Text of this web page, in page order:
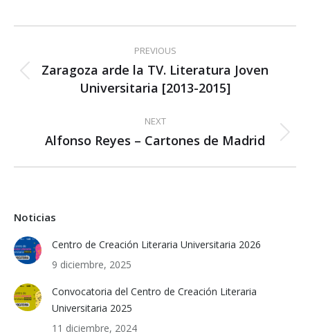
navigation
PREVIOUS
Previous
post:
Zaragoza arde la TV. Literatura Joven
Universitaria [2013-2015]
NEXT
Next
Alfonso Reyes – Cartones de Madrid
Noticias
Centro de Creación Literaria Universitaria 2026
9 diciembre, 2025
Convocatoria del Centro de Creación Literaria
Universitaria 2025
11 diciembre, 2024